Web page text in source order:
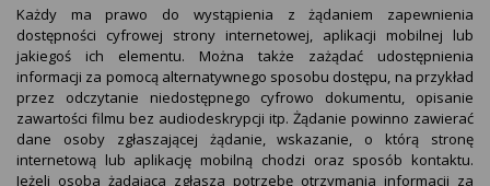
Każdy ma prawo do wystąpienia z żądaniem zapewnienia
dostępności cyfrowej strony internetowej, aplikacji mobilnej lub
jakiegoś ich elementu. Można także zażądać udostępnienia
informacji za pomocą alternatywnego sposobu dostępu, na przykład
przez odczytanie niedostępnego cyfrowo dokumentu, opisanie
zawartości filmu bez audiodeskrypcji itp. Żądanie powinno zawierać
dane osoby zgłaszającej żądanie, wskazanie, o którą stronę
internetową lub aplikację mobilną chodzi oraz sposób kontaktu.
Jeżeli osoba żądająca zgłasza potrzebę otrzymania informacji za